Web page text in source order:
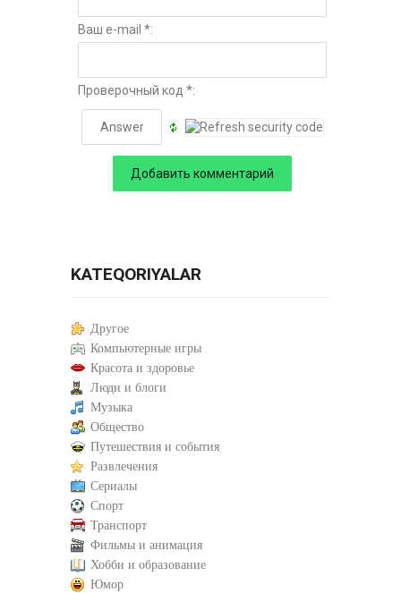
Ваш e-mail *:
Проверочный код *:
KATEQORIYALAR
Другое
Компьютерные игры
Красота и здоровье
Люди и блоги
Музыка
Общество
Путешествия и события
Развлечения
Сериалы
Спорт
Транспорт
Фильмы и анимация
Хобби и образование
Юмор